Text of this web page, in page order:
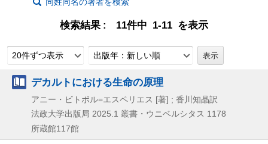
検索結果 11件中 1-11 を表示
20件ずつ表示 出版年：新しい順
デカルトにおける生命の原理
アニー・ビトボル=エスペリエス [著] ; 香川知晶訳
法政大学出版局 2025.1 叢書・ウニベルシタス 1178
所蔵館117館